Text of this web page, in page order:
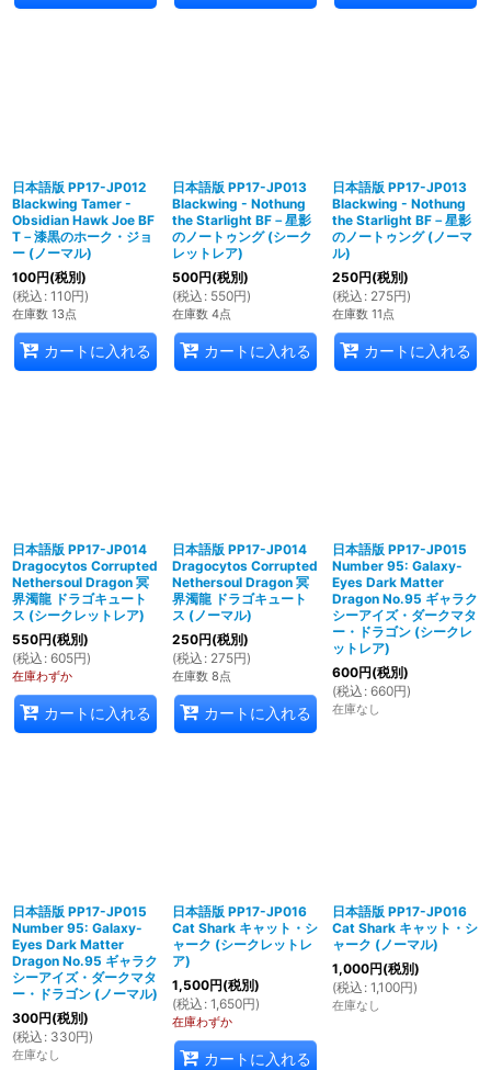
日本語版 PP17-JP012
Blackwing Tamer -
Obsidian Hawk Joe BF
T－漆黒のホーク・ジョ
ー (ノーマル)
100円(税別)
(税込 : 110円)
在庫数 13点
カートに入れる
日本語版 PP17-JP013
Blackwing - Nothung
the Starlight BF－星影
のノートゥング (シーク
レットレア)
500円(税別)
(税込 : 550円)
在庫数 4点
カートに入れる
日本語版 PP17-JP013
Blackwing - Nothung
the Starlight BF－星影
のノートゥング (ノーマ
ル)
250円(税別)
(税込 : 275円)
在庫数 11点
カートに入れる
日本語版 PP17-JP014
Dragocytos Corrupted
Nethersoul Dragon 冥
界濁龍 ドラゴキュート
ス (シークレットレア)
550円(税別)
(税込 : 605円)
在庫わずか
カートに入れる
日本語版 PP17-JP014
Dragocytos Corrupted
Nethersoul Dragon 冥
界濁龍 ドラゴキュート
ス (ノーマル)
250円(税別)
(税込 : 275円)
在庫数 8点
カートに入れる
日本語版 PP17-JP015
Number 95: Galaxy-
Eyes Dark Matter
Dragon No.95 ギャラク
シーアイズ・ダークマタ
ー・ドラゴン (シークレ
ットレア)
600円(税別)
(税込 : 660円)
在庫なし
日本語版 PP17-JP015
Number 95: Galaxy-
Eyes Dark Matter
Dragon No.95 ギャラク
シーアイズ・ダークマタ
ー・ドラゴン (ノーマル)
300円(税別)
(税込 : 330円)
在庫なし
日本語版 PP17-JP016
Cat Shark キャット・シ
ャーク (シークレットレ
ア)
1,500円(税別)
(税込 : 1,650円)
在庫わずか
カートに入れる
日本語版 PP17-JP016
Cat Shark キャット・シ
ャーク (ノーマル)
1,000円(税別)
(税込 : 1,100円)
在庫なし